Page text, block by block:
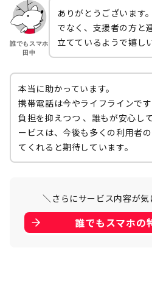
誰でもスマホ
田中
ありがとうございます
でなく、支援者の方と
立てているようで嬉し
本当に助かっています。
携帯電話は今やライフラインで
負担を抑えつつ 、誰もが安心し
ービスは、今後も多くの利用者
てくれると期待しています。
＼さらにサービス内容が
誰でもスマホの